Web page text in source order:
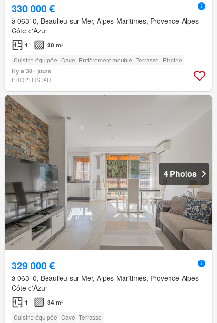
330 000 €
à 06310, Beaulieu-sur-Mer, Alpes-Maritimes, Provence-Alpes-
Côte d'Azur
1 30 m²
Cuisine équipée Cave Entièrement meublé Terrasse Piscine
Il y a 30+ jours
PROPERSTAR
4 Photos
329 000 €
à 06310, Beaulieu-sur-Mer, Alpes-Maritimes, Provence-Alpes-
Côte d'Azur
1 34 m²
Cuisine équipée Cave Terrasse